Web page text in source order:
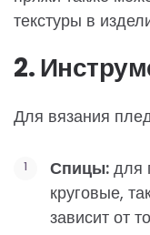
текстуры в
2.
Для вязания
Спицы: для
круговые,
зависит от